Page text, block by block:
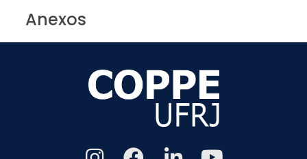
Anexos